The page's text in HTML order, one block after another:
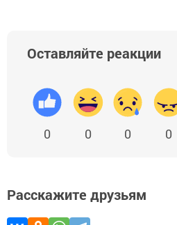
Оставляйте реакции
0 0 0 0
Расскажите друзьям